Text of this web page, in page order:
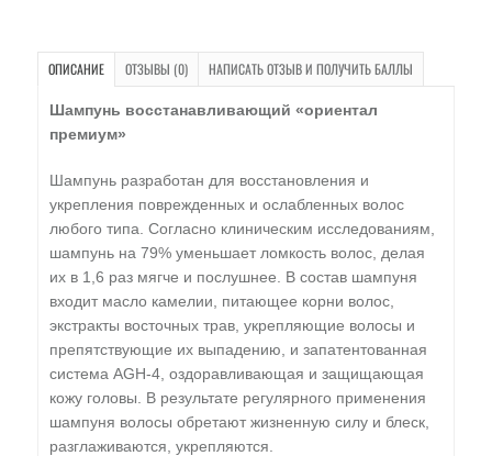
ОПИСАНИЕ ОТЗЫВЫ (0) НАПИСАТЬ ОТЗЫВ И ПОЛУЧИТЬ БАЛЛЫ
Шампунь восстанавливающий «ориентал
премиум»
Шампунь разработан для восстановления и
укрепления поврежденных и ослабленных волос
любого типа. Согласно клиническим исследованиям,
шампунь на 79% уменьшает ломкость волос, делая
их в 1,6 раз мягче и послушнее. В состав шампуня
входит масло камелии, питающее корни волос,
экстракты восточных трав, укрепляющие волосы и
препятствующие их выпадению, и запатентованная
система AGH-4, оздоравливающая и защищающая
кожу головы. В результате регулярного применения
шампуня волосы обретают жизненную силу и блеск,
разглаживаются, укрепляются.